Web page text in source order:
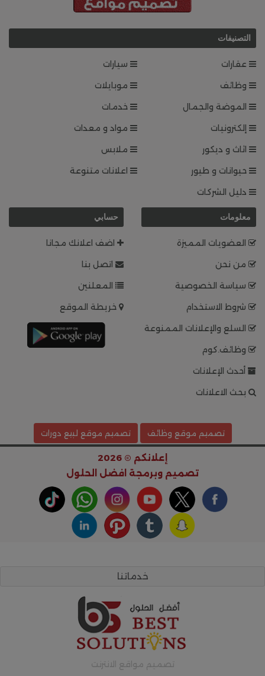
التصنيفات
عقارات
سيارات
وظائف
موبايلات
الموضة والجمال
خدمات
إلكترونيات
مواد و معدات
اثاث و ديكور
ملابس
حيوانات و طيور
اعلانات متنوعة
دليل الشركات
معلومات
العضويات المميزة
من نحن
سياسة الخصوصية
شروط الاستخدام
السلع والإعلانات الممنوعة
وظائف.كوم
أحدث الإعلانات
بحث الاعلانات
حسابي
اضف اعلانك مجانا
اتصل بنا
المعلنين
خريطة الموقع
تصميم موقع وظائف تصميم موقع لبيع دورات
إعلانكم © 2026
تصميم وبرمجة افضل الحلول
خدماتنا
تصميم مواقع الانترنت